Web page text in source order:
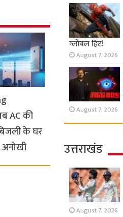
AC की
के घर
अनोखी
ग्लोबल हिट!
August 7, 2026
August 7, 2026
उत्तराखंड
August 7, 2026